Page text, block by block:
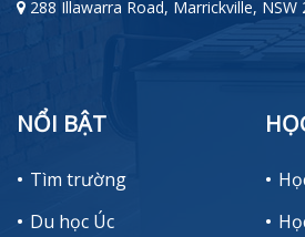
288 Illawarra Road, Marrickville, NSW
NỔI BẬT
Tìm trường
Du học Úc